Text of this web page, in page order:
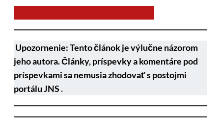
Upozornenie: Tento článok je výlučne názorom
jeho autora. Články, príspevky a komentáre pod
príspevkami sa nemusia zhodovať s postojmi
portálu JNS.